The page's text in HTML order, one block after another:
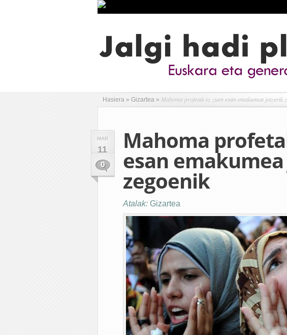
Hasiera » Gizartea » Mahoma profetak ez zuen esan emakumea jotzerik
MAR
11
0
Mahoma
esan
zegoenik
Atalak: Gizartea